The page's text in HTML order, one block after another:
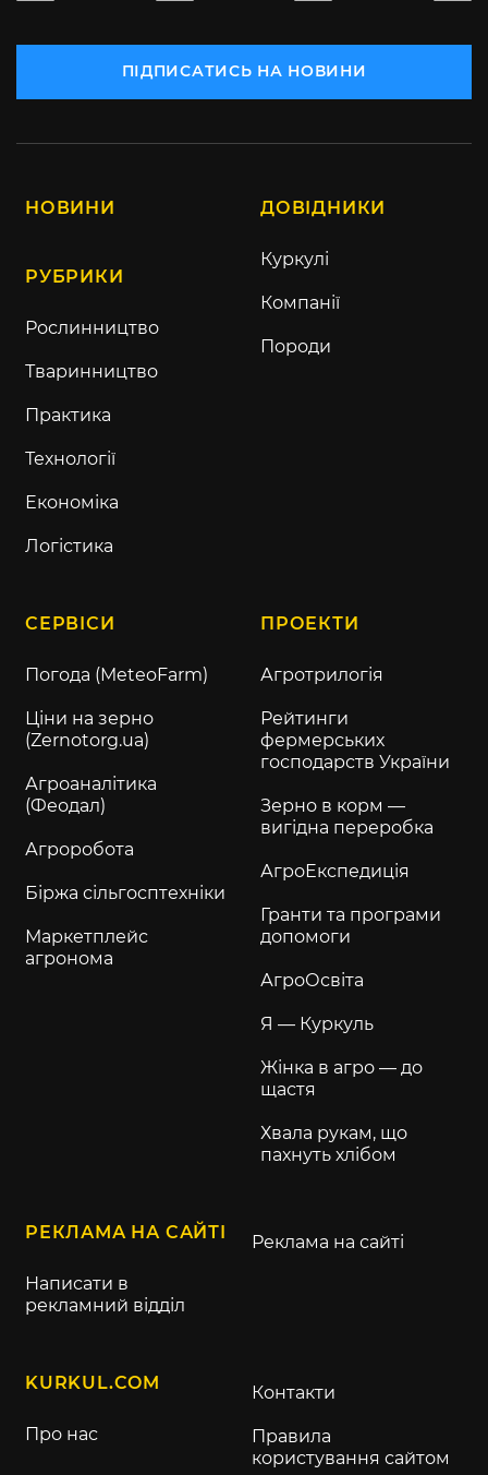
ПІДПИСАТИСЬ НА НОВИНИ
НОВИНИ
РУБРИКИ
Рослинництво
Тваринництво
Практика
Технології
Економіка
Логістика
ДОВІДНИКИ
Куркулі
Компанії
Породи
СЕРВІСИ
Погода (MeteoFarm)
Ціни на зерно
(Zernotorg.ua)
Агроаналітика
(Феодал)
Агроробота
Біржа сільгосптехніки
Маркетплейс
агронома
ПРОЕКТИ
Агротрилогія
Рейтинги
фермерських
господарств України
Зерно в корм —
вигідна переробка
АгроЕкспедиція
Гранти та програми
допомоги
АгроОсвіта
Я — Куркуль
Жінка в агро — до
щастя
Хвала рукам, що
пахнуть хлібом
РЕКЛАМА НА САЙТІ
Написати в
рекламний відділ
Реклама на сайті
KURKUL.COM
Про нас
Контакти
Правила
користування сайтом